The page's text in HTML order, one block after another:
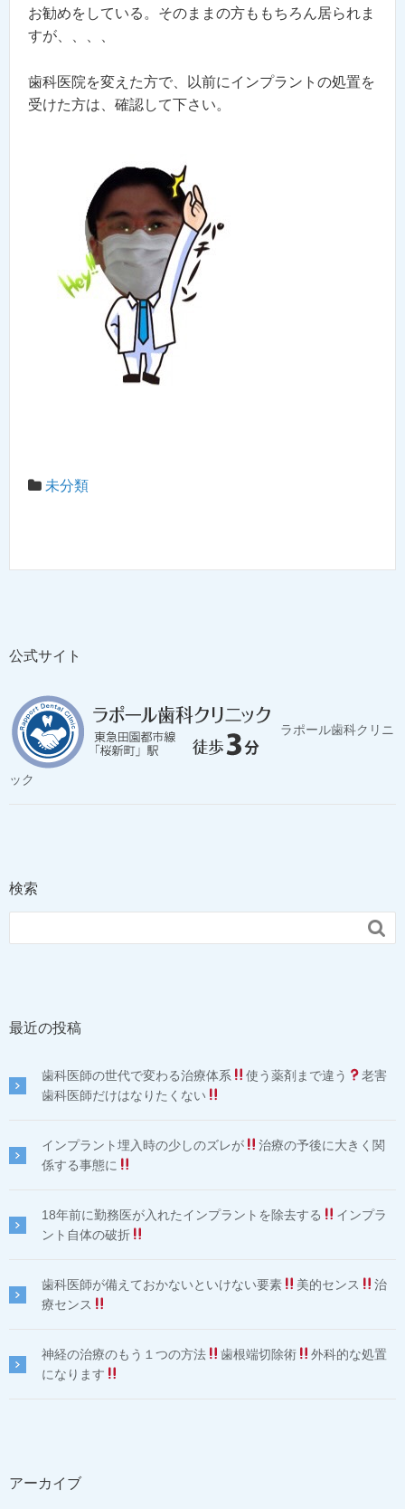
お勧めをしている。そのままの方ももちろん居られま
すが、、、、
歯科医院を変えた方で、以前にインプラントの処置を
受けた方は、確認して下さい。
未分類
公式サイト
ラポール歯科クリニ
ック
検索

最近の投稿
歯科医師の世代で変わる治療体系 使う薬剤まで違う
老害
歯科医師だけはなりたくない
インプラント埋入時の少しのズレが
治療の予後に大きく関
係する事態に
18年前に勤務医が入れたインプラントを除去する
インプラ
ント自体の破折
歯科医師が備えておかないといけない要素 美的センス
治
療センス
神経の治療のもう１つの方法 歯根端切除術
外科的な処置
になります
アーカイブ